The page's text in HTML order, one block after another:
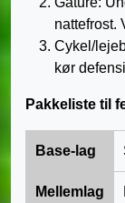
nattefrost.
Cykel/
kør
Pakkeliste til
Base-lag
Mellemlag